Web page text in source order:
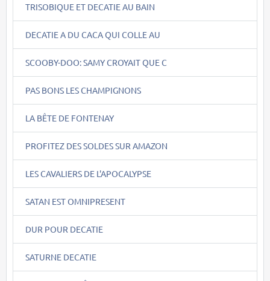
TRISOBIQUE ET DECATIE AU BAIN
DECATIE A DU CACA QUI COLLE AU
SCOOBY-DOO: SAMY CROYAIT QUE C
PAS BONS LES CHAMPIGNONS
LA BÊTE DE FONTENAY
PROFITEZ DES SOLDES SUR AMAZON
LES CAVALIERS DE L'APOCALYPSE
SATAN EST OMNIPRESENT
DUR POUR DECATIE
SATURNE DECATIE